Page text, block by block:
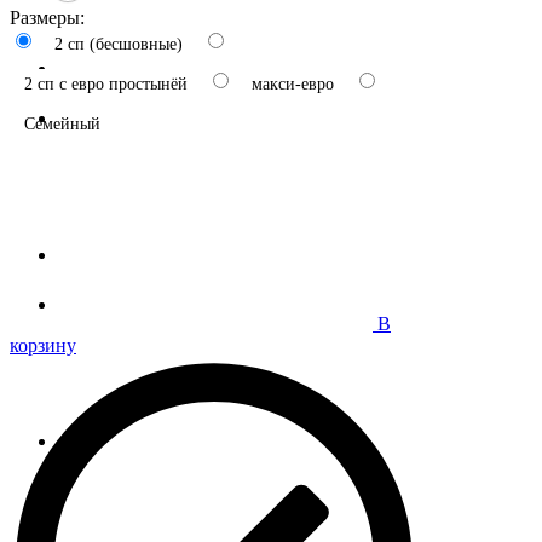
Размеры:
2 сп (бесшовные)
2 сп с евро простынёй макси-евро
Семейный
В
корзину